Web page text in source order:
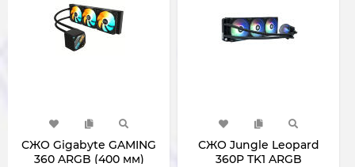
СЖО Gigabyte GAMING
360 ARGB (400 мм)
СЖО Jungle Leopard
360P TK1 ARGB